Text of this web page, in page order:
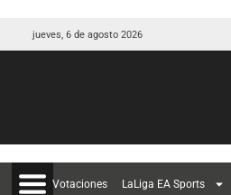
jueves, 6 de agosto 2026
Votaciones LaLiga EA Sports